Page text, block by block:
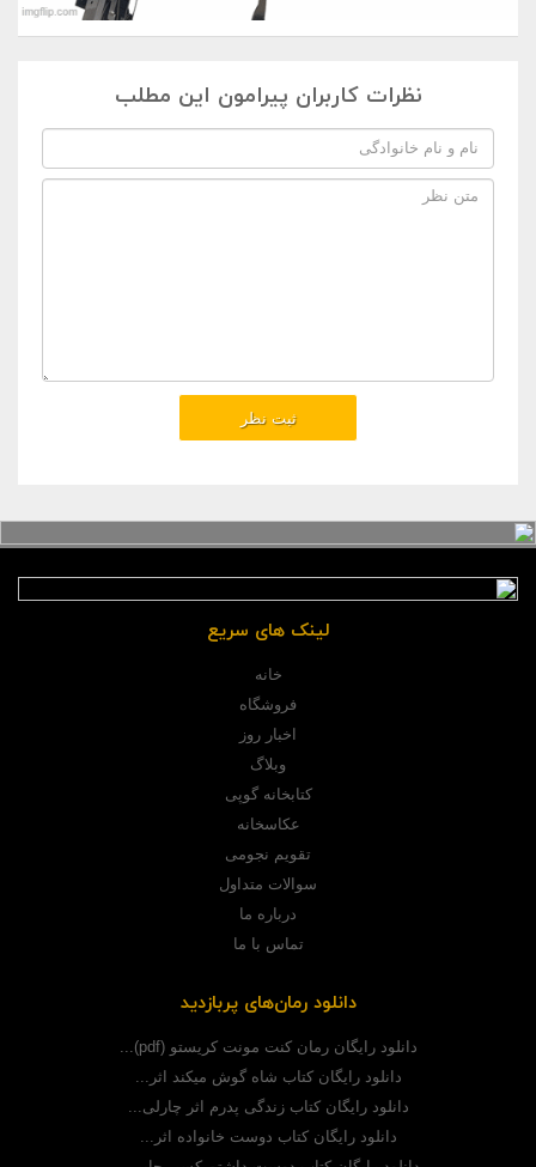
نظرات کاربران پیرامون این مطلب
لینک های سریع
خانه
فروشگاه
اخبار روز
وبلاگ
کتابخانه گوپی
عکاسخانه
تقویم نجومی
سوالات متداول
درباره ما
تماس با ما
دانلود رمان‌های پربازدید
دانلود رایگان رمان کنت مونت کریستو (pdf)...
دانلود رایگان کتاب شاه گوش میکند اثر...
دانلود رایگان کتاب زندگی پدرم اثر چارلی...
دانلود رایگان کتاب دوست خانواده اثر...